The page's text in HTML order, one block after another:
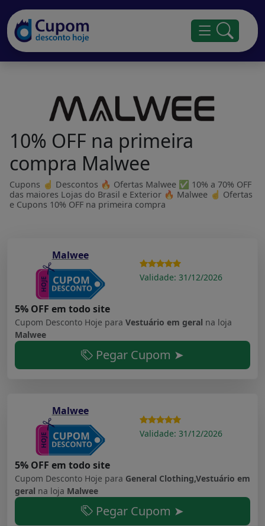
10% OFF na primeira
compra Malwee
Cupons ☝ Descontos 🔥 Ofertas Malwee ✅ 10% a 70% OFF
das maiores Lojas do Brasil e Exterior 🔥 Malwee ☝ Ofertas
e Cupons 10% OFF na primeira compra
Malwee
Validade: 31/12/2026
5% OFF em todo site
Cupom Desconto Hoje para Vestuário em geral na loja
Malwee
Pegar Cupom ➤
Malwee
Validade: 31/12/2026
5% OFF em todo site
Cupom Desconto Hoje para General Clothing,Vestuário em
geral na loja Malwee
Pegar Cupom ➤